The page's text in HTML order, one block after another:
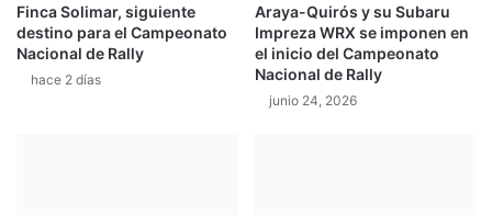
Finca Solimar, siguiente
destino para el Campeonato
Nacional de Rally
hace 2 días
Araya-Quirós y su Subaru
Impreza WRX se imponen en
el inicio del Campeonato
Nacional de Rally
junio 24, 2026